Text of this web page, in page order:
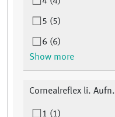
5 (5)
6 (6)
Show more
Cornealreflex li. Aufn.
1 (1)